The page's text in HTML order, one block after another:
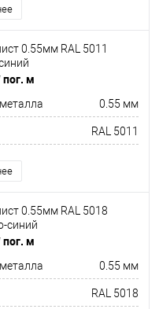
0.55мм RAL 5011
пог. м
0.55 мм
RAL 5011
0.55мм RAL 5018
синий
пог. м
0.55 мм
RAL 5018